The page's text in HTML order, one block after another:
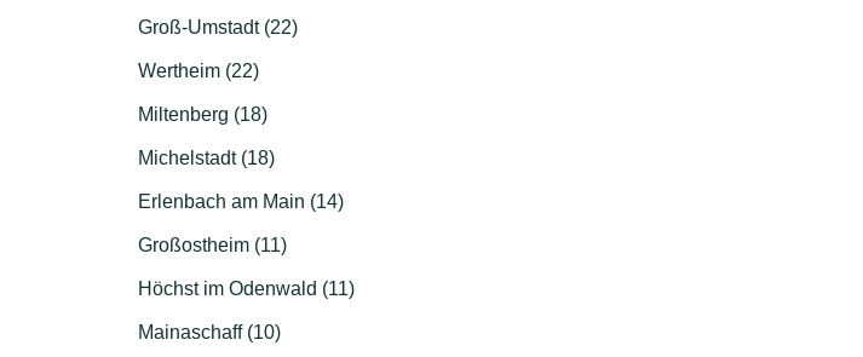
Groß-Umstadt (22)
Wertheim (22)
Miltenberg (18)
Michelstadt (18)
Erlenbach am Main (14)
Großostheim (11)
Höchst im Odenwald (11)
Mainaschaff (10)